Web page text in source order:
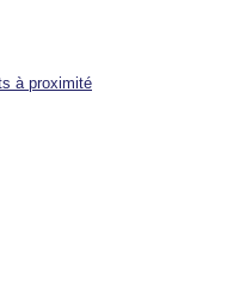
à proximité